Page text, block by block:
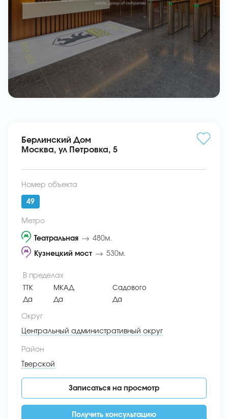
Берлинский Дом
Москва, ул Петровка, 5
Номер объекта
49
Метро
Театральная 480м.
Кузнецкий мост 530м.
В пределах
ТТК МКАД
Садового
Да
Да Да
Округ
Центральный административный округ
Район
Тверской
Записаться на просмотр
Получить консультацию